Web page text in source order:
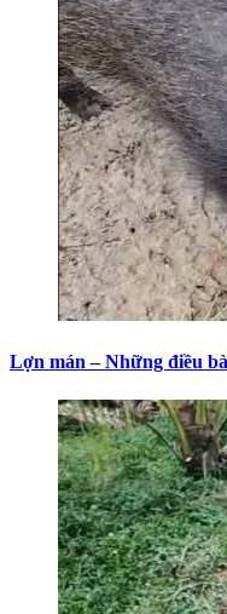
Lợn mán – Những điều